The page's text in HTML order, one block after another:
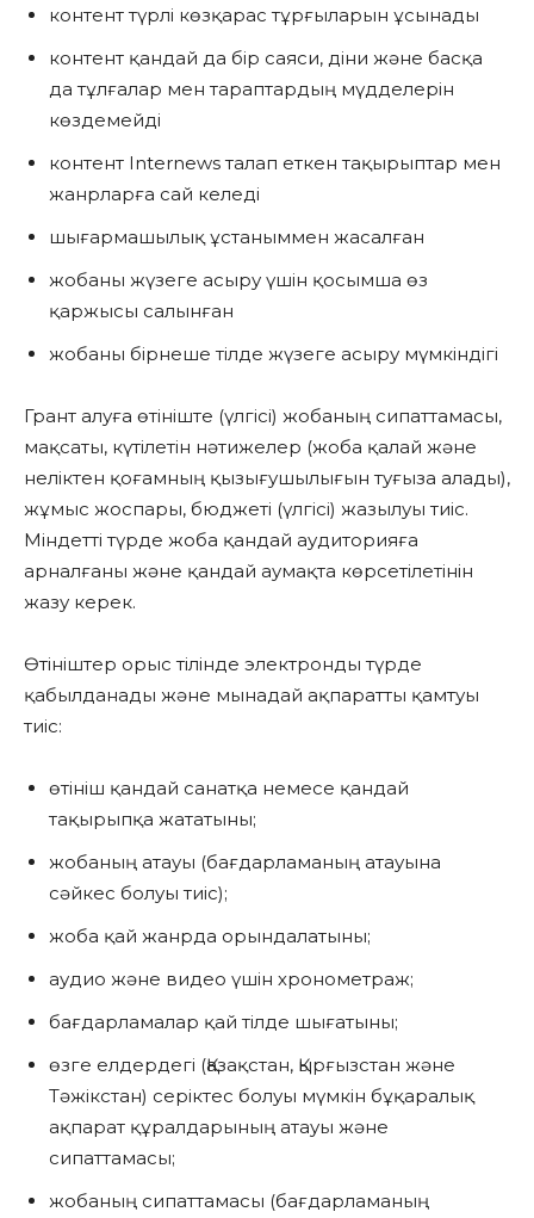
контент түрлі көзқарас тұрғыларын ұсынады
контент қандай да бір саяси, діни және басқа
да тұлғалар мен тараптардың мүдделерін
көздемейді
контент Internews талап еткен тақырыптар мен
жанрларға сай келеді
шығармашылық ұстаныммен жасалған
жобаны жүзеге асыру үшін қосымша өз
қаржысы салынған
жобаны бірнеше тілде жүзеге асыру мүмкіндігі
Грант алуға өтініште (үлгісі) жобаның сипаттамасы,
мақсаты, күтілетін нәтижелер (жоба қалай және
неліктен қоғамның қызығушылығын туғыза алады),
жұмыс жоспары, бюджеті (үлгісі) жазылуы тиіс.
Міндетті түрде жоба қандай аудиторияға
арналғаны және қандай аумақта көрсетілетінін
жазу керек.
Өтініштер орыс тілінде электронды түрде
қабылданады және мынадай ақпаратты қамтуы
тиіс:
өтініш қандай санатқа немесе қандай
тақырыпқа жататыны;
жобаның атауы (бағдарламаның атауына
сәйкес болуы тиіс);
жоба қай жанрда орындалатыны;
аудио және видео үшін хронометраж;
бағдарламалар қай тілде шығатыны;
өзге елдердегі (Қазақстан, Қырғызстан және
Тәжікстан) серіктес болуы мүмкін бұқаралық
ақпарат құралдарының атауы және
сипаттамасы;
жобаның сипаттамасы (бағдарламаның